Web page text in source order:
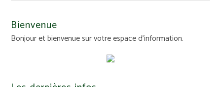
Bienvenue
Bonjour et bienvenue sur votre espace d'information.